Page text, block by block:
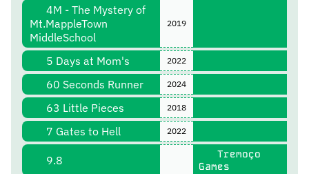
4M - The Mystery of
Mt.MappleTown
MiddleSchool
2019
5 Days at Mom's 2022
60 Seconds Runner 2024
63 Little Pieces 2018
7 Gates to Hell 2022
9.8
Tremoço
Games